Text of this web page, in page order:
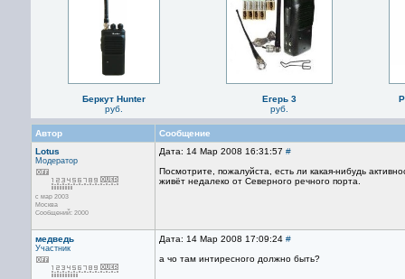
Беркут Hunter
руб.
Егерь 3
руб.
Автор
Сообщение
Lotus
Модератор
с мар 2003
Москва
Сообщений: 2000
Дата: 14 Мар 2008 16:31:57 #
Посмотрите, пожалуйста, есть ли какая-нибудь
живёт недалеко от Северного речного порта.
медведь
Участник
Дата: 14 Мар 2008 17:09:24 #
а чо там интиресного должно быть?